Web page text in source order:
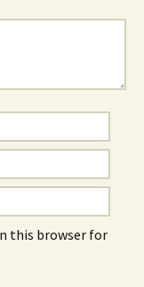
this browser for